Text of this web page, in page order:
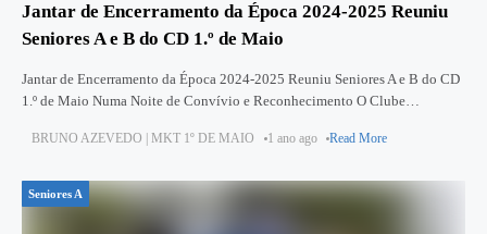
Jantar de Encerramento da Época 2024-2025 Reuniu
Seniores A e B do CD 1.º de Maio
Jantar de Encerramento da Época 2024-2025 Reuniu Seniores A e B do CD
1.º de Maio Numa Noite de Convívio e Reconhecimento O Clube
BRUNO AZEVEDO | MKT 1º DE MAIO 1 ano ago Read More
Seniores A